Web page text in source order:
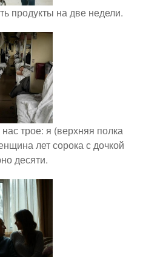
продукты на две недели.
трое: я (верхняя полка
лет сорока с дочкой
десяти.